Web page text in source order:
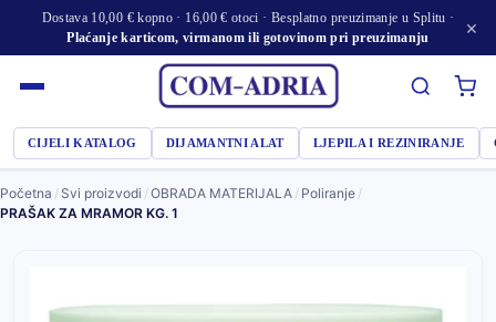
Dostava 10,00 € kopno · 16,00 € otoci · Besplatno preuzimanje u Splitu ·
Plaćanje karticom, virmanom ili gotovinom pri preuzimanju
×
CIJELI KATALOG DIJAMANTNI ALAT LJEPILA I REZINIRANJE
Početna / Svi proizvodi /OBRADA MATERIJALA / Poliranje /
PRAŠAK ZA MRAMOR KG. 1